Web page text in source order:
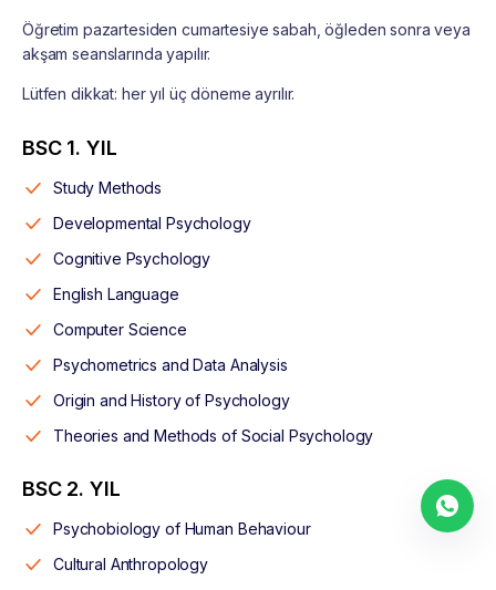
Öğretim pazartesiden cumartesiye sabah, öğleden sonra veya
akşam seanslarında yapılır.
Lütfen dikkat: her yıl üç döneme ayrılır.
BSC 1. YIL
Study Methods
Developmental Psychology
Cognitive Psychology
English Language
Computer Science
Psychometrics and Data Analysis
Origin and History of Psychology
Theories and Methods of Social Psychology
BSC 2. YIL
Psychobiology of Human Behaviour
Cultural Anthropology